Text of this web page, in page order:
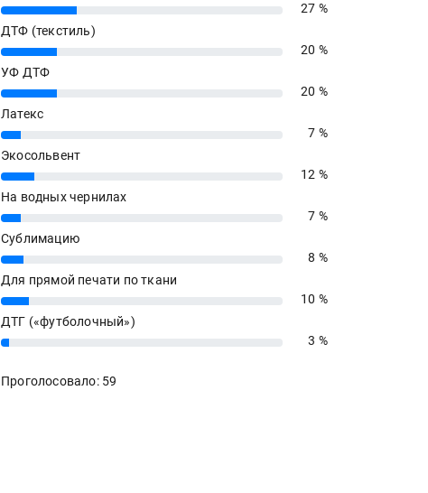
27%
27 %
ДТФ (текстиль)
20%
20 %
УФ ДТФ
20%
20 %
Латекс
7%
7 %
Экосольвент
12%
12 %
На водных чернилах
7%
7 %
Сублимацию
8%
8 %
Для прямой печати по ткани
10%
10 %
ДТГ («футболочный»)
3% 3 %
Проголосовало: 59